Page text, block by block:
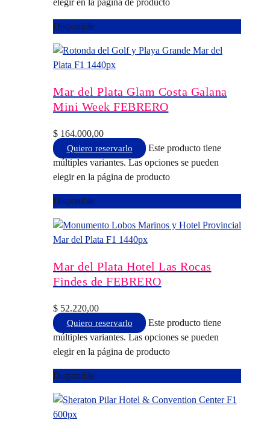
elegir en la página de producto
Disponible
Mar del Plata Glam Costa Galana
Mini Week FEBRERO
$ 164.000,00
Quiero reservarlo
Este producto tiene
múltiples variantes. Las opciones se pueden
elegir en la página de producto
Disponible
Mar del Plata Hotel Las Rocas
Findes de FEBRERO
$ 52.220,00
Quiero reservarlo
Este producto tiene
múltiples variantes. Las opciones se pueden
elegir en la página de producto
Disponible